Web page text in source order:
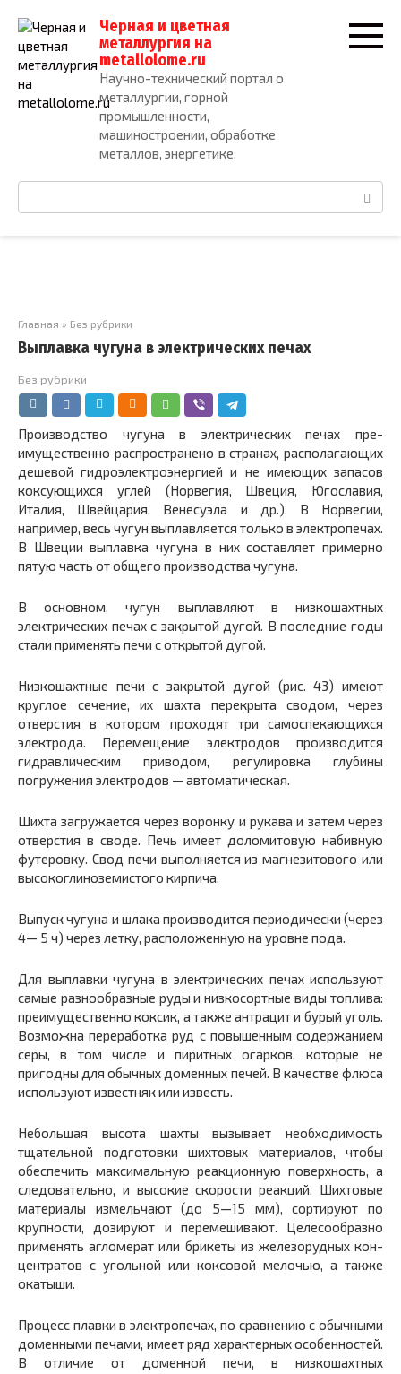
контенту
Черная и цветная
металлургия на
metallolome.ru
Научно-технический портал о
металлургии, горной
промышленности,
машиностроении, обработке
металлов, энергетике.
Главная » Без рубрики
Выплавка чугуна в электрических печах
Без рубрики
Производство чугуна в электрических печах пре­
имущественно распространено в странах, располагающих
дешевой гидроэлектроэнергией и не имеющих запасов
коксующихся углей (Норвегия, Швеция, Югославия,
Италия, Швейцария, Венесуэла и др.). В Норвегии,
например, весь чугун выплавляется только в электропечах.
В Швеции выплавка чугуна в них составляет примерно
пятую часть от общего производства чугуна.
В основном, чугун выплавляют в низкошахтных
электрических печах с закрытой дугой. В последние годы
стали применять печи с открытой дугой.
Низкошахтные печи с закрытой дугой (рис. 43) имеют
круглое сечение, их шахта перекрыта сводом, через
отверстия в котором проходят три самоспекающихся
электрода. Перемещение электро­дов производится
гидравлическим приводом, регулировка глубины
погружения электродов — автоматическая.
Шихта загружается через воронку и рукава и затем через
от­верстия в своде. Печь имеет доломитовую набивную
футеровку. Свод печи выполняется из магнезитового или
высокоглиноземи­стого кирпича.
Выпуск чугуна и шлака производится периодически (через
4— 5 ч) через летку, расположенную на уровне пода.
Для выплавки чугуна в электрических печах используют
самые разнообразные руды и низкосортные виды топлива:
преимущест­венно коксик, а также антрацит и бурый уголь.
Возможна перера­ботка руд с повышенным содержанием
серы, в том числе и пиритных огарков, которые не
пригодны для обычных доменных печей. В качестве флюса
используют известняк или известь.
Небольшая высота шахты вызывает необходимость
тщательной подготовки шихтовых материалов, чтобы
обеспечить максималь­ную реакционную поверхность, а
следовательно, и высокие ско­рости реакций. Шихтовые
материалы измельчают (до 5—15 мм), сортируют по
крупности, дозируют и перемешивают. Целесооб­разно
применять агломерат или брикеты из железорудных кон­
центратов с угольной или коксовой мелочью, а также
окатыши.
Процесс плавки в электропечах, по сравнению с обычными
доменными печами, имеет ряд характерных особенностей.
В отли­чие от доменной печи, в низкошахтных